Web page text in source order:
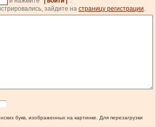
зайдите на страницу регистрации.
букв, изображенных на картинке. Для перезагрузки